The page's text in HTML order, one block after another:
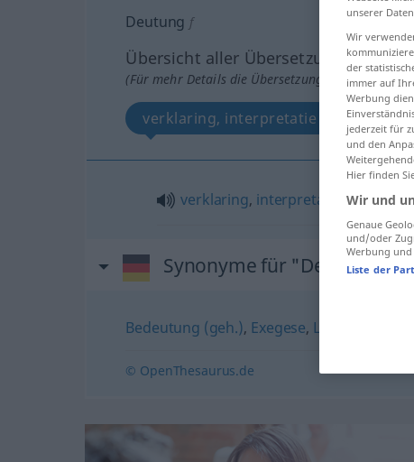
Deutung f
Übersicht aller Übersetzungen
(Für mehr Details die Übersetzung anklicken/
verklaring, interpretatie
verklaring, interpretatie
Synonyme für "Deutung"
Bedeutung (geh.), Exegese, Lesart
© OpenThesaurus.de
unserer
Wir
der
immer auf
Werbung
jederzeit für
und den
Hier finden
Wir und
Genaue
und/oder
Werbung
Liste der